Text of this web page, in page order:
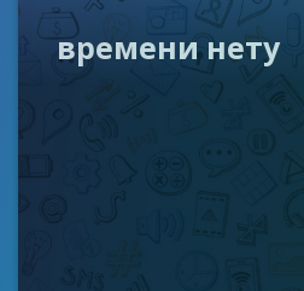
времени нету